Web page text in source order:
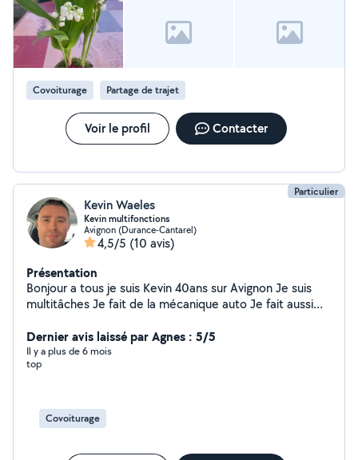
Covoiturage Partage de trajet
Voir le profil Contacter
Particulier
Kevin Waeles
Kevin multifonctions
Avignon (Durance-Cantarel)
4,5/5 (10 avis)
Présentation
Bonjour a tous je suis Kevin 40ans sur Avignon Je suis
multitâches Je fait de la mécanique auto Je fait aussi
Dernier avis laissé par Agnes : 5/5
Il y a plus de 6 mois
top
Covoiturage